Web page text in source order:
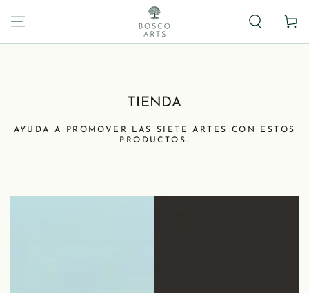
Panier
TIENDA
AYUDA A PROMOVER LAS SIETE ARTES CON ESTOS
PRODUCTOS.